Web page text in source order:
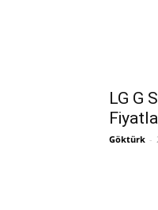
LG G
Göktürk -